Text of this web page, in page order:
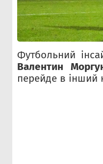
Футбольний
Валентин
перейде в інший